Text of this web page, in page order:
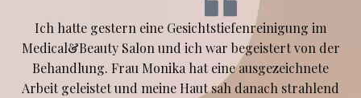
Ich hatte gestern eine Gesichtstiefenreinigung im
Medical&Beauty Salon und ich war begeistert von der
Behandlung. Frau Monika hat eine ausgezeichnete
Arbeit geleistet und meine Haut sah danach strahlend